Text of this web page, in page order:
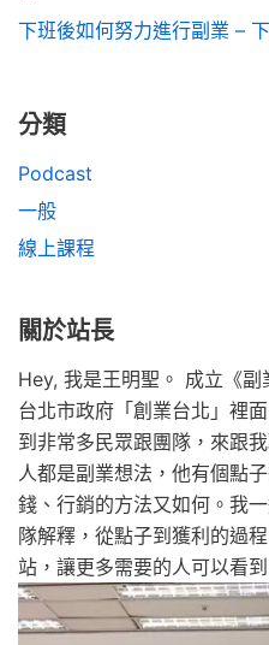
下班後如何努力進行副業 –
分類
Podcast
一般
線上課程
關於站長
Hey, 我是王明聖。 成立《
台北市政府「創業台北」裡
到非常多民眾跟團隊，來跟
人都是副業想法，他有個點
錢、行銷的方法又如何。我
隊解釋，從點子到獲利的過
站，讓更多需要的人可以看到